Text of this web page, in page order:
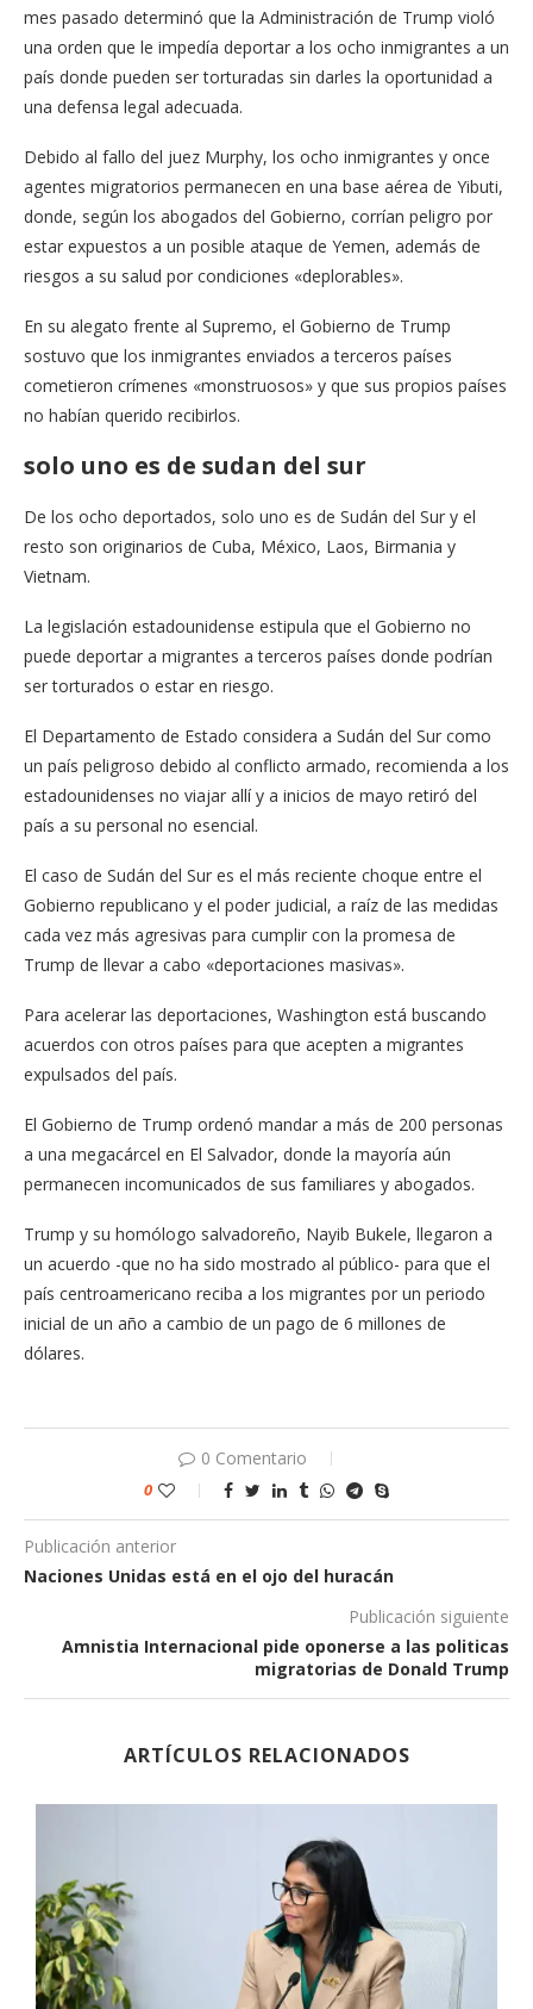
mes pasado determinó que la Administración de Trump violó
una orden que le impedía deportar a los ocho inmigrantes a un
país donde pueden ser torturadas sin darles la oportunidad a
una defensa legal adecuada.
Debido al fallo del juez Murphy, los ocho inmigrantes y once
agentes migratorios permanecen en una base aérea de Yibuti,
donde, según los abogados del Gobierno, corrían peligro por
estar expuestos a un posible ataque de Yemen, además de
riesgos a su salud por condiciones «deplorables».
En su alegato frente al Supremo, el Gobierno de Trump
sostuvo que los inmigrantes enviados a terceros países
cometieron crímenes «monstruosos» y que sus propios países
no habían querido recibirlos.
solo uno es de sudan del sur
De los ocho deportados, solo uno es de Sudán del Sur y el
resto son originarios de Cuba, México, Laos, Birmania y
Vietnam.
La legislación estadounidense estipula que el Gobierno no
puede deportar a migrantes a terceros países donde podrían
ser torturados o estar en riesgo.
El Departamento de Estado considera a Sudán del Sur como
un país peligroso debido al conflicto armado, recomienda a los
estadounidenses no viajar allí y a inicios de mayo retiró del
país a su personal no esencial.
El caso de Sudán del Sur es el más reciente choque entre el
Gobierno republicano y el poder judicial, a raíz de las medidas
cada vez más agresivas para cumplir con la promesa de
Trump de llevar a cabo «deportaciones masivas».
Para acelerar las deportaciones, Washington está buscando
acuerdos con otros países para que acepten a migrantes
expulsados del país.
El Gobierno de Trump ordenó mandar a más de 200 personas
a una megacárcel en El Salvador, donde la mayoría aún
permanecen incomunicados de sus familiares y abogados.
Trump y su homólogo salvadoreño, Nayib Bukele, llegaron a
un acuerdo -que no ha sido mostrado al público- para que el
país centroamericano reciba a los migrantes por un periodo
inicial de un año a cambio de un pago de 6 millones de
dólares.
0 Comentario
0
Publicación anterior
Naciones Unidas está en el ojo del huracán
Publicación siguiente
Amnistia Internacional pide oponerse a las politicas
migratorias de Donald Trump
ARTÍCULOS RELACIONADOS